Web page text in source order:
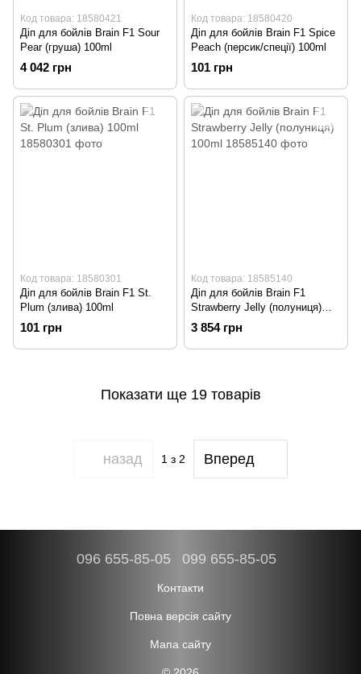
Код товара: 18580421
Діп для бойлів Brain F1 Sour
Pear (груша) 100ml
4 042 грн
Код товара: 18580420
Діп для бойлів Brain F1 Spice
Peach (персик/спеції) 100ml
101 грн
Код товара: 18580301
Діп для бойлів Brain F1 St.
Plum (злива) 100ml
101 грн
Код товара: 18585140
Діп для бойлів Brain F1
Strawberry Jelly (полуниця)
100ml
3 854 грн
Показати ще 19 товарів
назад 1 з 2 Вперед
096 655-85-05 099 655-85-05
Контакти
Повна версія сайту
Мапа сайту